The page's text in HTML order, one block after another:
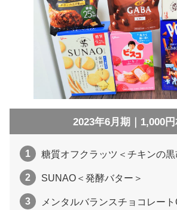
2023年6月期｜1,000円
糖質オフクラッツ＜チキンの黒
SUNAO＜発酵バター＞
メンタルバランスチョコレー